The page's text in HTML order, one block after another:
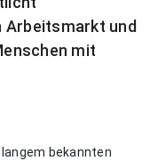
Arbeitsmarkt und
mit
bekannten